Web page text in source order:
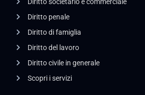
Diritto societario e commerciale
Diritto penale
Diritto di famiglia
Diritto del lavoro
Diritto civile in generale
Scopri i servizi